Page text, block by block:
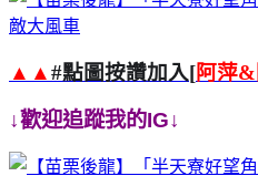
▲▲#點圖按讚加入[阿萍&
↓歡迎追蹤我的IG↓